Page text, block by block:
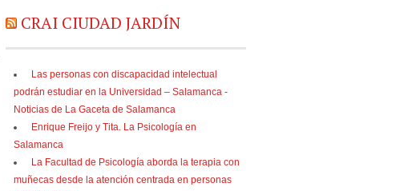
CRAI CIUDAD JARDÍN
Las personas con discapacidad intelectual
podrán estudiar en la Universidad – Salamanca -
Noticias de La Gaceta de Salamanca
Enrique Freijo y Tita. La Psicología en
Salamanca
La Facultad de Psicología aborda la terapia con
muñecas desde la atención centrada en personas